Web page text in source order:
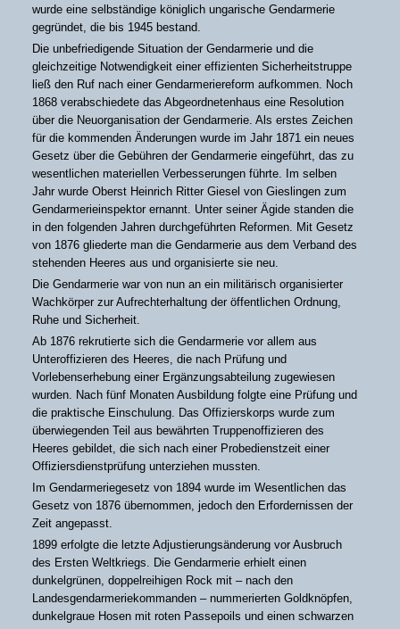
wurde eine selbständige königlich ungarische Gendarmerie
gegründet, die bis 1945 bestand.
Die unbefriedigende Situation der Gendarmerie und die
gleichzeitige Notwendigkeit einer effizienten Sicherheitstruppe
ließ den Ruf nach einer Gendarmeriereform aufkommen. Noch
1868 verabschiedete das Abgeordnetenhaus eine Resolution
über die Neuorganisation der Gendarmerie. Als erstes Zeichen
für die kommenden Änderungen wurde im Jahr 1871 ein neues
Gesetz über die Gebühren der Gendarmerie eingeführt, das zu
wesentlichen materiellen Verbesserungen führte. Im selben
Jahr wurde Oberst Heinrich Ritter Giesel von Gieslingen zum
Gendarmerieinspektor ernannt. Unter seiner Ägide standen die
in den folgenden Jahren durchgeführten Reformen. Mit Gesetz
von 1876 gliederte man die Gendarmerie aus dem Verband des
stehenden Heeres aus und organisierte sie neu.
Die Gendarmerie war von nun an ein militärisch organisierter
Wachkörper zur Aufrechterhaltung der öffentlichen Ordnung,
Ruhe und Sicherheit.
Ab 1876 rekrutierte sich die Gendarmerie vor allem aus
Unteroffizieren des Heeres, die nach Prüfung und
Vorlebenserhebung einer Ergänzungsabteilung zugewiesen
wurden. Nach fünf Monaten Ausbildung folgte eine Prüfung und
die praktische Einschulung. Das Offizierskorps wurde zum
überwiegenden Teil aus bewährten Truppenoffizieren des
Heeres gebildet, die sich nach einer Probedienstzeit einer
Offiziersdienstprüfung unterziehen mussten.
Im Gendarmeriegesetz von 1894 wurde im Wesentlichen das
Gesetz von 1876 übernommen, jedoch den Erfordernissen der
Zeit angepasst.
1899 erfolgte die letzte Adjustierungsänderung vor Ausbruch
des Ersten Weltkriegs. Die Gendarmerie erhielt einen
dunkelgrünen, doppelreihigen Rock mit – nach den
Landesgendarmeriekommanden – nummerierten Goldknöpfen,
dunkelgraue Hosen mit roten Passepoils und einen schwarzen